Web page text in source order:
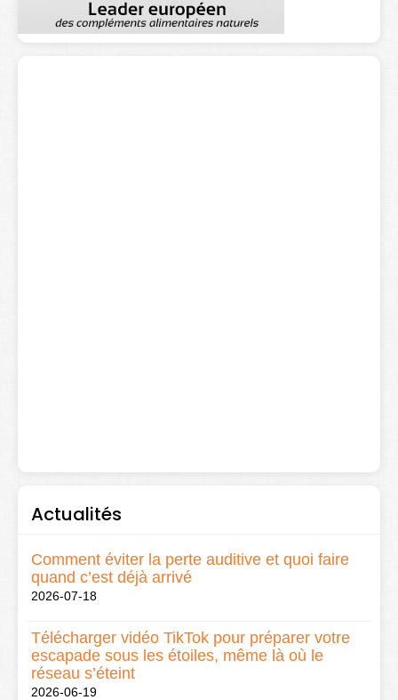
Actualités
Comment éviter la perte auditive et quoi faire
quand c’est déjà arrivé
2026-07-18
Télécharger vidéo TikTok pour préparer votre
escapade sous les étoiles, même là où le
réseau s’éteint
2026-06-19